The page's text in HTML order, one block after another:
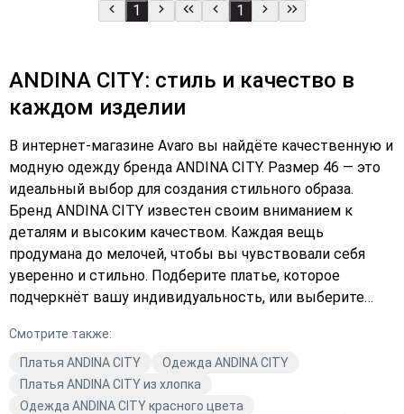
1 1
ANDINA CITY: стиль и качество в
каждом изделии
В интернет-магазине Avaro вы найдёте качественную и
модную одежду бренда ANDINA CITY. Размер 46 — это
идеальный выбор для создания стильного образа.
Бренд ANDINA CITY известен своим вниманием к
деталям и высоким качеством. Каждая вещь
продумана до мелочей, чтобы вы чувствовали себя
уверенно и стильно. Подберите платье, которое
подчеркнёт вашу индивидуальность, или выберите
каталоге вы найдёте всё, что нужно для создания
идеального образа. Оформите заказ прямо сейчас и
наслаждайтесь комфортом и стилем от Avaro!
Смотрите также:
Платья ANDINA CITY
Одежда ANDINA CITY
Платья ANDINA CITY из хлопка
Одежда ANDINA CITY красного цвета